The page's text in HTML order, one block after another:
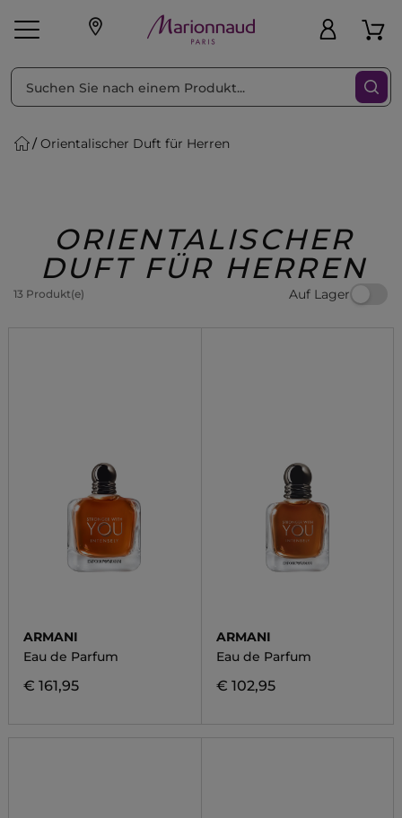
Geschenke
Orientalischer Duft für Herren
ORIENTALISCHER
DUFT FÜR HERREN
13 Produkt(e) Auf Lager
sortieren nach Filter
ARMANI
Eau de Parfum
€ 161,95
ARMANI
Eau de Parfum
€ 102,95